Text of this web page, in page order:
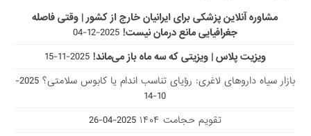
مشاوره آنلاین پزشکی برای ایرانیان خارج از کشور | وقتی فاصله
جغرافیایی مانع درمان نیست! 2025-12-04
ویزیت پلاس | ویزیتی که سه ماه باز می‌ماند! 2025-11-15
بازار سیاه داروهای لاغری: رؤیای تناسب اندام یا کابوس سلامتی؟
2025-
10-14
تقویم حجامت ۱۴۰۴
2025-04-26